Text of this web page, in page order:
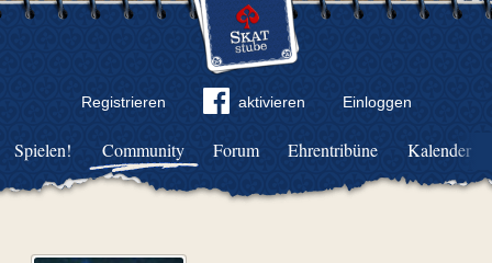
Registrieren aktivieren Einloggen
Community Forum Ehrentribüne Kalender
Spielen!